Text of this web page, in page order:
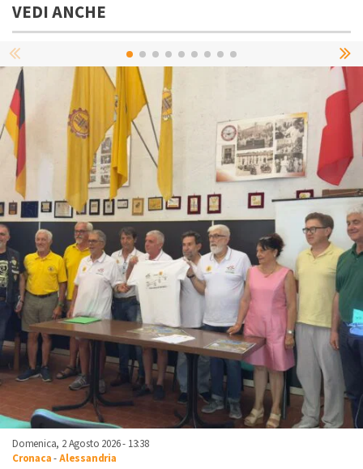
VEDI ANCHE
Domenica, 2 Agosto 2026 - 13:38
Cronaca-Alessandria